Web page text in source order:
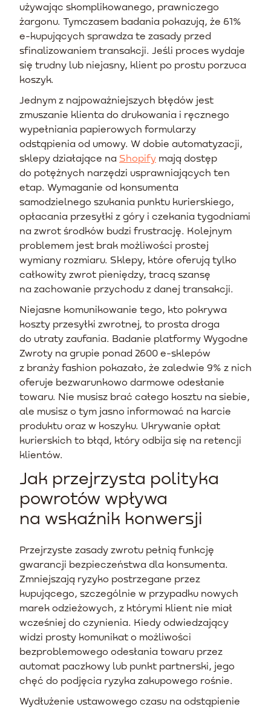
używając skomplikowanego, prawniczego
żargonu. Tymczasem badania pokazują, że 61%
e-kupujących sprawdza te zasady przed
sfinalizowaniem transakcji. Jeśli proces wydaje
się trudny lub niejasny, klient po prostu porzuca
koszyk.
Jednym z najpoważniejszych błędów jest
zmuszanie klienta do drukowania i ręcznego
wypełniania papierowych formularzy
odstąpienia od umowy. W dobie automatyzacji,
sklepy działające na Shopify mają dostęp
do potężnych narzędzi usprawniających ten
etap. Wymaganie od konsumenta
samodzielnego szukania punktu kurierskiego,
opłacania przesyłki z góry i czekania tygodniami
na zwrot środków budzi frustrację. Kolejnym
problemem jest brak możliwości prostej
wymiany rozmiaru. Sklepy, które oferują tylko
całkowity zwrot pieniędzy, tracą szansę
na zachowanie przychodu z danej transakcji.
Niejasne komunikowanie tego, kto pokrywa
koszty przesyłki zwrotnej, to prosta droga
do utraty zaufania. Badanie platformy Wygodne
Zwroty na grupie ponad 2600 e-sklepów
z branży fashion pokazało, że zaledwie 9% z nich
oferuje bezwarunkowo darmowe odesłanie
towaru. Nie musisz brać całego kosztu na siebie,
ale musisz o tym jasno informować na karcie
produktu oraz w koszyku. Ukrywanie opłat
kurierskich to błąd, który odbija się na retencji
klientów.
Jak przejrzysta polityka
powrotów wpływa
na wskaźnik konwersji
Przejrzyste zasady zwrotu pełnią funkcję
gwarancji bezpieczeństwa dla konsumenta.
Zmniejszają ryzyko postrzegane przez
kupującego, szczególnie w przypadku nowych
marek odzieżowych, z którymi klient nie miał
wcześniej do czynienia. Kiedy odwiedzający
widzi prosty komunikat o możliwości
bezproblemowego odesłania towaru przez
automat paczkowy lub punkt partnerski, jego
chęć do podjęcia ryzyka zakupowego rośnie.
Wydłużenie ustawowego czasu na odstąpienie